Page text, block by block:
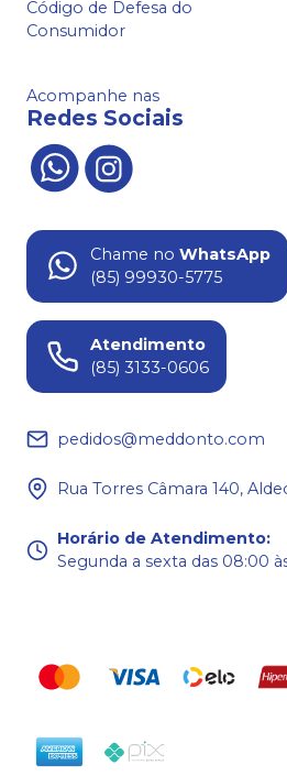
Código de Defesa do
Consumidor
Acompanhe nas
Redes Sociais
Chame no WhatsApp
(85) 99930-5775
Atendimento
(85) 3133-0606
pedidos@meddonto.com
Rua Torres Câmara 140,
Horário de Atendimento:
Segunda a sexta das 08:00